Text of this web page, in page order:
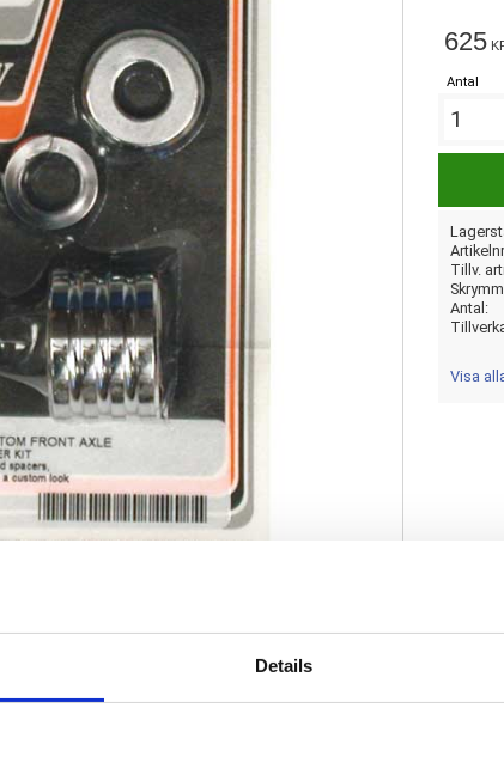
Details
625
Antal
Tillv.
Antal
Visa